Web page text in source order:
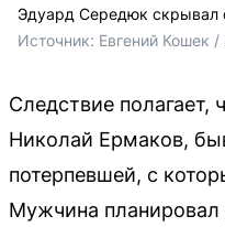
Эдуард Середюк скрывал
Источник: Евгений Кошек /
Следствие полагает,
Николай Ермаков,
потерпевшей, с
Мужчина